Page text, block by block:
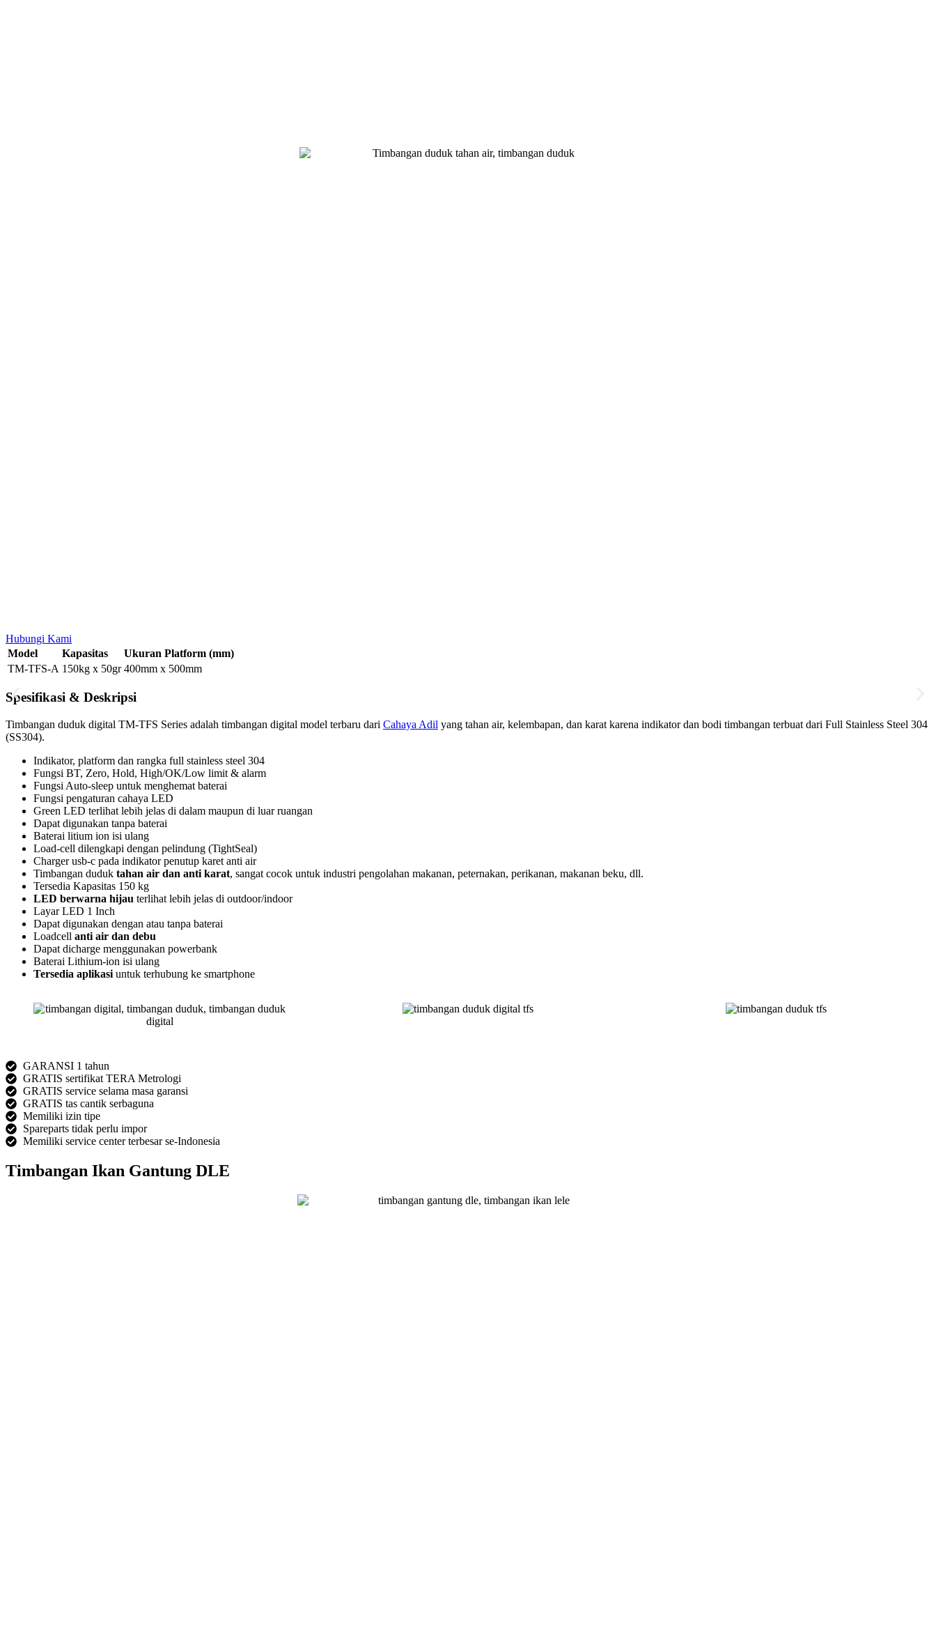
Hubungi Kami
Model
Kapasitas
Ukuran Platform (mm)
TM-TFS-A 150kg x 50gr 400mm x 500mm
Spesifikasi & Deskripsi
Timbangan duduk digital TM-TFS Series adalah timbangan digital model terbaru dari Cahaya Adil yang tahan air, kelembapan, dan karat karena indikator dan bodi timbangan terbuat dari Full Stainless Steel 304
(SS304).
Indikator, platform dan rangka full stainless steel 304
Fungsi BT, Zero, Hold, High/OK/Low limit & alarm
Fungsi Auto-sleep untuk menghemat baterai
Fungsi pengaturan cahaya LED
Green LED terlihat lebih jelas di dalam maupun di luar ruangan
Dapat digunakan tanpa baterai
Baterai litium ion isi ulang
Load-cell dilengkapi dengan pelindung (TightSeal)
Charger usb-c pada indikator penutup karet anti air
Timbangan duduk tahan air dan anti karat, sangat cocok untuk industri pengolahan makanan, peternakan, perikanan, makanan beku, dll.
Tersedia Kapasitas 150 kg
LED berwarna hijau terlihat lebih jelas di outdoor/indoor
Layar LED 1 Inch
Dapat digunakan dengan atau tanpa baterai
Loadcell anti air dan debu
Dapat dicharge menggunakan powerbank
Baterai Lithium-ion isi ulang
Tersedia aplikasi untuk terhubung ke smartphone
GARANSI 1 tahun
GRATIS sertifikat TERA Metrologi
GRATIS service selama masa garansi
GRATIS tas cantik serbaguna
Memiliki izin tipe
Spareparts tidak perlu impor
Memiliki service center terbesar se-Indonesia
Timbangan Ikan Gantung DLE